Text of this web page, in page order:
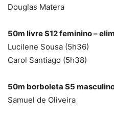
Douglas Matera
50m livre S12 feminino –
Lucilene Sousa (5h36)
Carol Santiago (5h38)
50m borboleta S5
Samuel de Oliveira